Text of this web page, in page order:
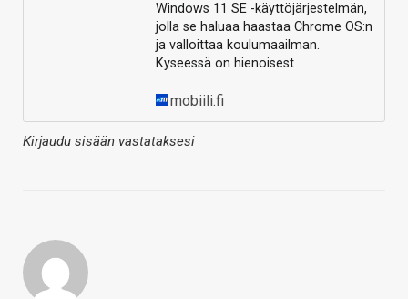
Windows 11 SE -käyttöjärjestelmän,
jolla se haluaa haastaa Chrome OS:n
ja valloittaa koulumaailman.
Kyseessä on hienoisest
mobiili.fi
Kirjaudu sisään vastataksesi